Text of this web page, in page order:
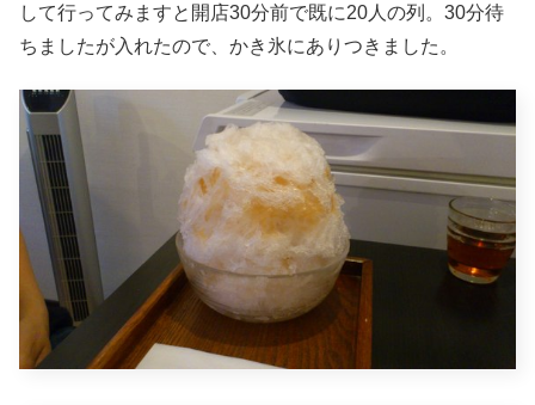
して行ってみますと開店30分前で既に20人の列。30分待
ちましたが入れたので、かき氷にありつきました。